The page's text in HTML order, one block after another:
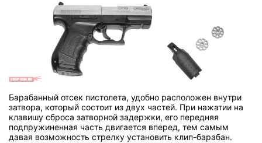
Барабанный отсек пистолета, удобно расположен внутри
затвора, который состоит из двух частей. При нажатии на
клавишу сброса затворной задержки, его передняя
подпружиненная часть двигается вперед, тем самым
давая возможность стрелку установить клип-барабан.